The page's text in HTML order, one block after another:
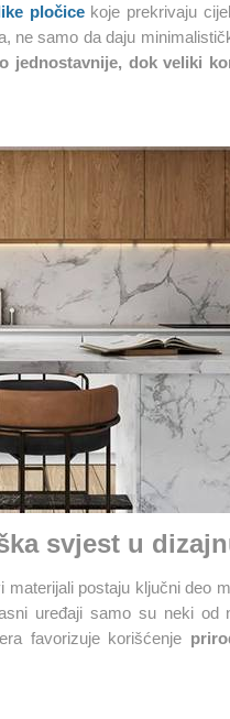
pločice koje prekrivaju
ne samo da daju
jednostavnije, dok veliki
svjest u
postaju ključni deo
uređaji samo su neki
favorizuje korišćenje